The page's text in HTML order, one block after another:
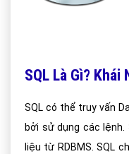
SQL Là Gì? Khái
SQL có thể truy vấn
bởi sử dụng các
liệu từ RDBMS. SQL